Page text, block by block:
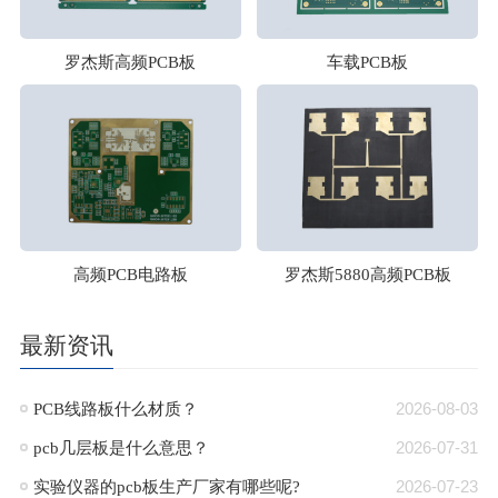
罗杰斯高频PCB板 车载PCB板
高频PCB电路板 罗杰斯5880高频PCB板
最新资讯
2026-08-03
PCB线路板什么材质？
2026-07-31
pcb几层板是什么意思？
2026-07-23
​实验仪器的pcb板生产厂家有哪些呢?